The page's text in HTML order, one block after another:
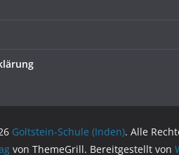
Goltstein-Schule (Inden). Alle
von ThemeGrill. Bereitgestellt von